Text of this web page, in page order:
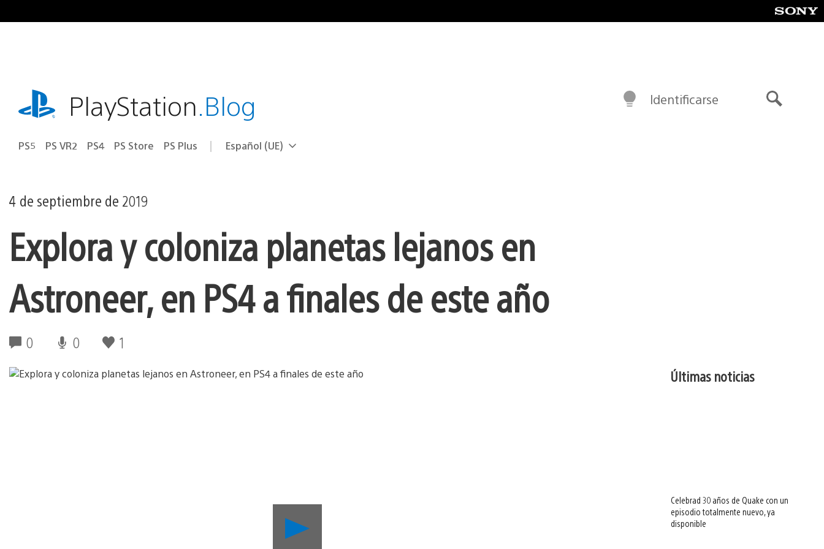
al
playstation.comPlayStation.Blog
PS5 PS VR2 PS4 PS Store PS Plus Selecciona
Región
Español (UE)
Identificarse
4 de septiembre de 2019
Explora y coloniza planetas lejanos en
Astroneer, en PS4 a finales de este año
0 0 1
Explora
Últimas noticias
Celebrad 30 años de Quake con un
episodio totalmente nuevo, ya
disponible